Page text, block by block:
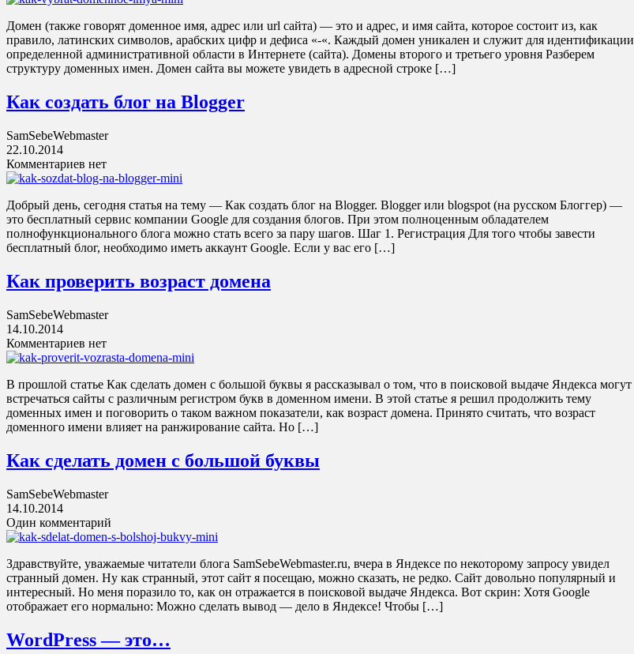
Домен (также говорят доменное имя, адрес или url сайта) — это и адрес, и имя сайта, которое состоит из, как
правило, латинских символов, арабских цифр и дефиса «-«. Каждый домен уникален и служит для идентификации
определенной административной области в Интернете (сайта). Домены второго и третьего уровня Разберем
структуру доменных имен. Домен сайта вы можете увидеть в адресной строке […]
Как создать блог на Blogger
SamSebeWebmaster
22.10.2014
Комментариев нет
Добрый день, сегодня статья на тему — Как создать блог на Blogger. Blogger или blogspot (на русском Блоггер) —
это бесплатный сервис компании Google для создания блогов. При этом полноценным обладателем
полнофункционального блога можно стать всего за пару шагов. Шаг 1. Регистрация Для того чтобы завести
бесплатный блог, необходимо иметь аккаунт Google. Если у вас его […]
Как проверить возраст домена
SamSebeWebmaster
14.10.2014
Комментариев нет
В прошлой статье Как сделать домен с большой буквы я рассказывал о том, что в поисковой выдаче Яндекса могут
встречаться сайты с различным регистром букв в доменном имени. В этой статье я решил продолжить тему
доменных имен и поговорить о таком важном показатели, как возраст домена. Принято считать, что возраст
доменного имени влияет на ранжирование сайта. Но […]
Как сделать домен с большой буквы
SamSebeWebmaster
14.10.2014
Один комментарий
Здравствуйте, уважаемые читатели блога SamSebeWebmaster.ru, вчера в Яндексе по некоторому запросу увидел
странный домен. Ну как странный, этот сайт я посещаю, можно сказать, не редко. Сайт довольно популярный и
интересный. Но меня поразило то, как он отражается в поисковой выдаче Яндекса. Вот скрин: Хотя Google
отображает его нормально: Можно сделать вывод — дело в Яндексе! Чтобы […]
WordPress — это…